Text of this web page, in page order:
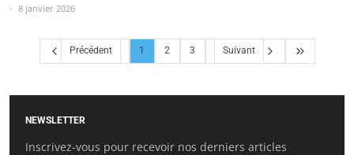
8 janvier 2026
Précédent 1 2 3 Suivant
NEWSLETTER
Inscrivez-vous pour recevoir nos derniers articles